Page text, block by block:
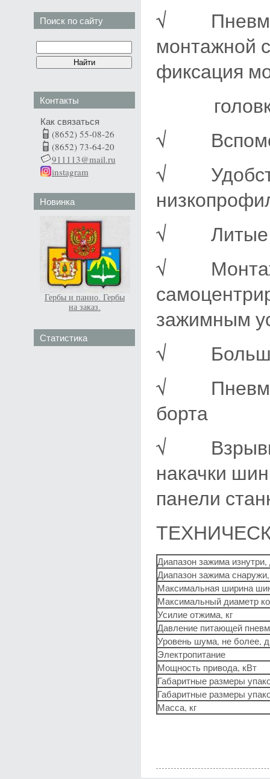
Поиск по сайту
Контакты
Как связаться
(8652) 55-08-26
(8652) 73-64-20
911113@mail.ru
instagram
Новинка
Гербы и панно. Гербы
на заказ.
Статистика
√
монтажной
фиксация
головки
√
√
√ Литые
√
зажимным
√ Большие
√
борта
√
накачки
панели
Диапазон зажима
Диапазон зажима
Максимальная ширина
Максимальный диаметр
Усилие отжима, кг
Давление питающей
Уровень шума, не более,
Электропитание
Мощность привода, кВт
Габаритные размеры
Габаритные размеры
Масса, кг